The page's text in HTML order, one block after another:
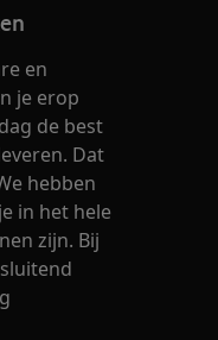
en
je erop
de best
Dat
hebben
in het hele
zijn. Bij